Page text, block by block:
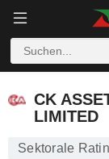
CK
LIMITED
Sektorale